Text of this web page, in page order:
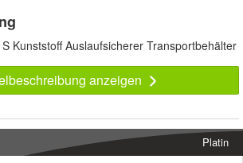
Kunststoff Auslaufsicherer Transportbehälter
anzeigen
Platin